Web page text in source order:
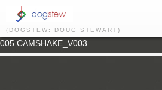
(DOGSTEW: DOUG STEWART)
005.CAMSHAKE_V003